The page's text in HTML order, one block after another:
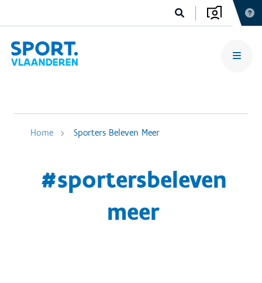
Home Sporters Beleven Meer
#sportersbeleven
meer